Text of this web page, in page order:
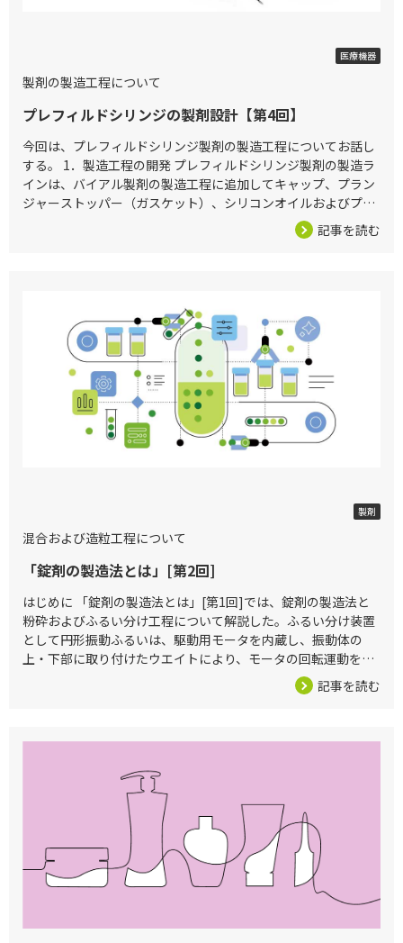
医療機器
製剤の製造工程について
プレフィルドシリンジの製剤設計【第4回】
今回は、プレフィルドシリンジ製剤の製造工程についてお話し
する。 1．製造工程の開発 プレフィルドシリンジ製剤の製造ラ
インは、バイアル製剤の製造工程に追加してキャップ、プラン
ジャーストッパー（ガスケット）、シリコンオイルおよびプラ
ンジャー等の資材が追加される工程となる。図1 に最終滅菌製
記事を読む
製剤
混合および造粒工程について
「錠剤の製造法とは」[第2回]
はじめに 「錠剤の製造法とは」[第1回]では、錠剤の製造法と
粉砕およびふるい分け工程について解説した。ふるい分け装置
として円形振動ふるいは、駆動用モータを内蔵し、振動体の
上・下部に取り付けたウエイトにより、モータの回転運動を水
平・垂直・傾斜の3次元運動に変え、この運動をふるい面に伝
記事を読む